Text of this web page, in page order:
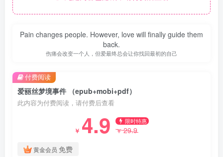
Pain changes people. However, love will finally guide them
back.
伤痛会改变一个人，但爱最终总会让你找回最初的自己
爱丽丝梦境事件 （epub+mobi+pdf）
此内容为付费阅读，请付费后查看
￥ 4.9 限时特惠
￥29.9
黄金会员 免费
付费阅读